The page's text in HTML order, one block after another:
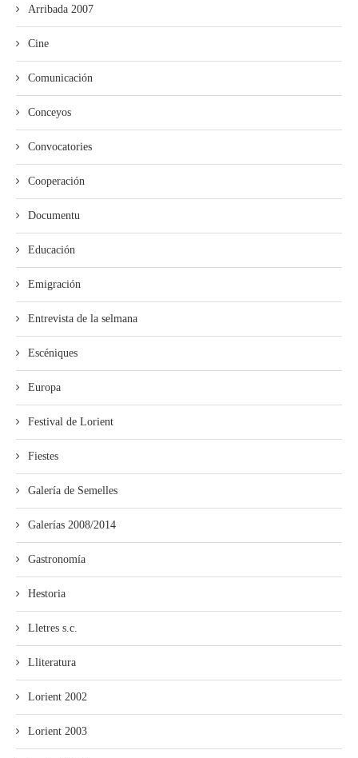
Arribada 2007
Cine
Comunicación
Conceyos
Convocatories
Cooperación
Documentu
Educación
Emigración
Entrevista de la selmana
Escéniques
Europa
Festival de Lorient
Fiestes
Galería de Semelles
Galerías 2008/2014
Gastronomía
Hestoria
Lletres s.c.
Lliteratura
Lorient 2002
Lorient 2003